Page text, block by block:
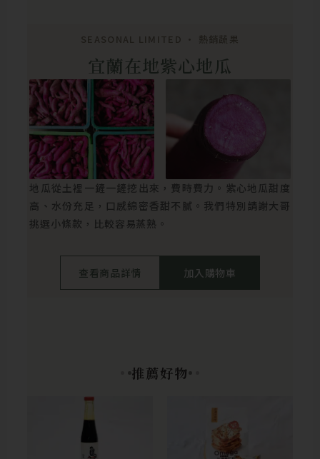
SEASONAL LIMITED • 熱銷蔬果
宜蘭在地紫心地瓜
地瓜從土裡一鏟一鏟挖出來，費時費力。紫心地瓜甜度
高、水份充足，口感綿密香甜不膩。我們特別請謝大哥
挑選小條款，比較容易蒸熟。
查看商品詳情 加入購物車
推薦好物